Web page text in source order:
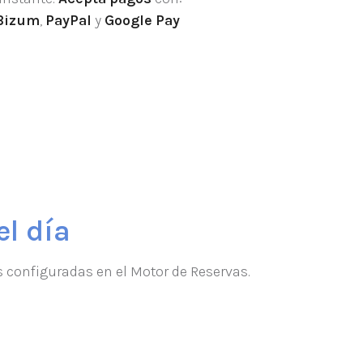
, PayPal y Google Pay
día
en el Motor de Reservas.